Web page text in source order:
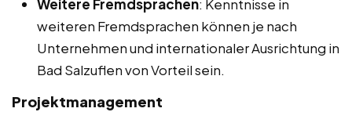
Weitere Fremdsprachen: Kenntnisse in
weiteren Fremdsprachen können je nach
Unternehmen und internationaler Ausrichtung in
Bad Salzuflen von Vorteil sein.
Projektmanagement